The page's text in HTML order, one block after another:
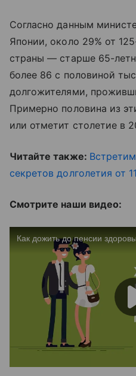
Согласно данным
Японии, около 29% от
страны — старше 65-
более 86 с половиной
долгожителями,
Примерно половина из
или отметит столетие в
Читайте также:
секретов долголетия от
Смотрите наши видео: